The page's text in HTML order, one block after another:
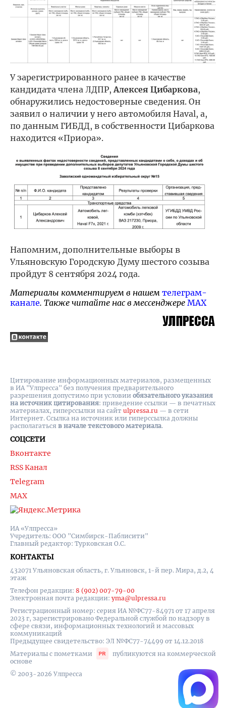
У зарегистрированного ранее в качестве
кандидата члена ЛДПР,Алексея Цибаркова,
обнаружились недостоверные сведения. Он
заявил о наличии у него автомобиля Haval, а,
по данным ГИБДД, в собственности Цибаркова
находится «Приора».
Напомним, дополнительные выборы в
Ульяновскую Городскую Думу шестого созыва
пройдут 8 сентября 2024 года.
Материалы комментируем в нашем телеграм-
канале. Также читайте нас в мессенджере MAX
ИА «Улпресса»
Учредитель: ООО "Симбирск-Паблисити"
Главный редактор: Турковская О.С.
КОНТАКТЫ
432071 Ульяновская область, г. Ульяновск, 1-й пер. Мира, д.2, 4
этаж
Телефон редакции: 8 (902) 007-79-00
Электронная почта редакции: yma@ulpressa.ru
Регистрационный номер: серия ИА №ФС77-84971 от 17 апреля
2023 г, зарегистрировано Федеральной службой по надзору в
сфере связи, информационных технологий и массовых
коммуникаций
Предыдущее свидетельство: ЭЛ №ФС77-74499 от 14.12.2018
Материалы с пометками
публикуются на коммерческой
основе
© 2003-2026 Улпресса
СОЦСЕТИ
Вконтакте
RSS Канал
Telegram
MAX
Цитирование информационных материалов, размещенных
в ИА "Улпресса" без получения предварительного
разрешения допустимо при условии обязательного указания
на источник цитирования: приведение ссылки — в печатных
материалах, гиперссылки на cайт ulpressa.ru — в сети
Интернет. Ссылка на источник или гиперссылка должны
располагаться в начале текстового материала.